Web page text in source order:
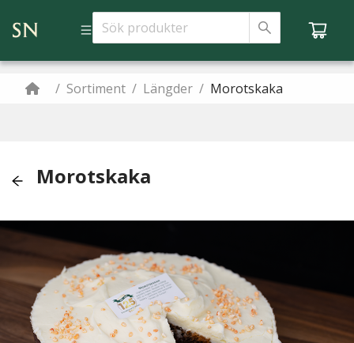
/ Sortiment / Längder / Morotskaka
Morotskaka